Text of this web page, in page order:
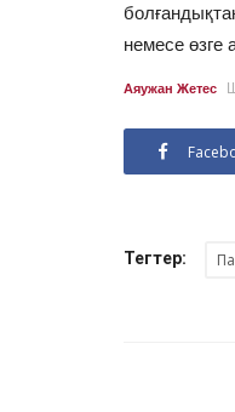
немесе өзге
Аяужан Жетес
Тегтер: